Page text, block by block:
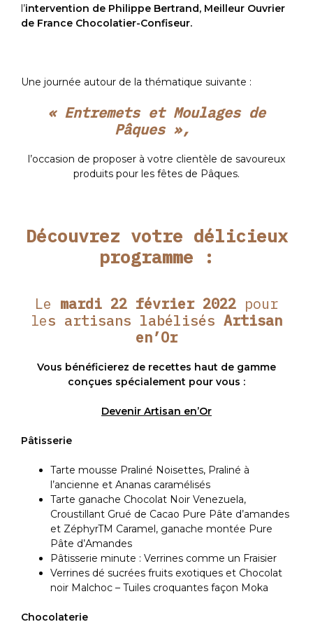
l’intervention de Philippe Bertrand, Meilleur Ouvrier
de France Chocolatier-Confiseur.
Une journée autour de la thématique suivante :
« Entremets et Moulages de
Pâques »,
l’occasion de proposer à votre clientèle de savoureux
produits pour les fêtes de Pâques.
Découvrez votre délicieux
programme :
Le mardi 22 février 2022 pour
les artisans labélisés Artisan
en’Or
Vous bénéficierez de recettes haut de gamme
conçues spécialement pour vous :
Devenir Artisan en’Or
Pâtisserie
Tarte mousse Praliné Noisettes, Praliné à
l’ancienne et Ananas caramélisés
Tarte ganache Chocolat Noir Venezuela,
Croustillant Grué de Cacao Pure Pâte d’amandes
et ZéphyrTM Caramel, ganache montée Pure
Pâte d’Amandes
Pâtisserie minute : Verrines comme un Fraisier
Verrines dé sucrées fruits exotiques et Chocolat
noir Malchoc – Tuiles croquantes façon Moka
Chocolaterie